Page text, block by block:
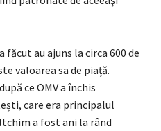
au ajuns la circa 600 de
valoarea sa de piață.
ce OMV a închis
care era principalul
a fost ani la rând